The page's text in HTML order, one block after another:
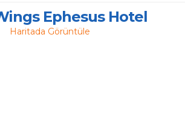
Ephesus Hotel
Haritada Görüntüle